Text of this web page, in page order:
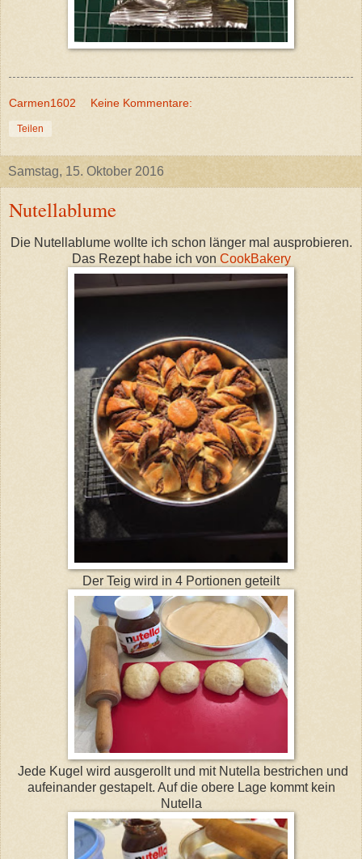
Carmen1602 Keine Kommentare:
Teilen
Samstag, 15. Oktober 2016
Nutellablume
Die Nutellablume wollte ich schon länger mal ausprobieren.
Das Rezept habe ich von CookBakery
Der Teig wird in 4 Portionen geteilt
Jede Kugel wird ausgerollt und mit Nutella bestrichen und
aufeinander gestapelt. Auf die obere Lage kommt kein
Nutella